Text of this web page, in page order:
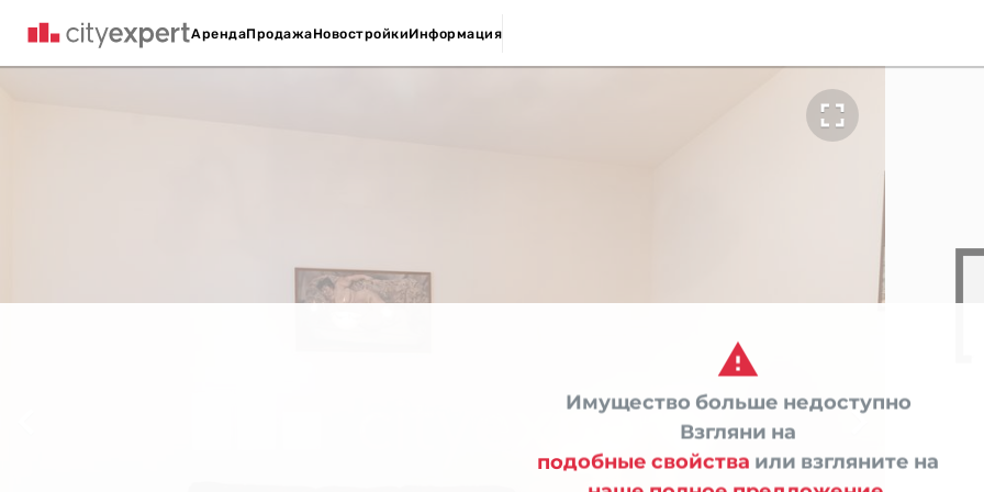
АрендаПродажаНовостройкиИнформация



Имущество больше недоступно
Взгляни на
подобные свойства или взгляните на